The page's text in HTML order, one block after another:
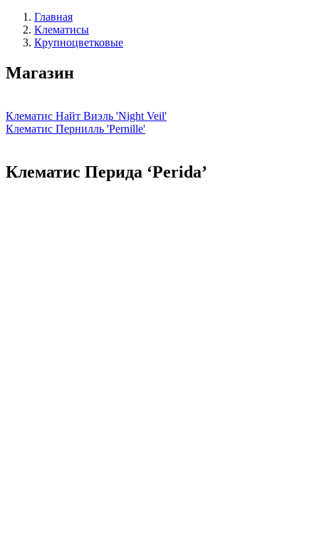
Главная
Клематисы
Крупноцветковые
Магазин
Клематис Найт Виэль 'Night Veil'
Клематис Пернилль 'Pernille'
Клематис Перида ‘Perida’